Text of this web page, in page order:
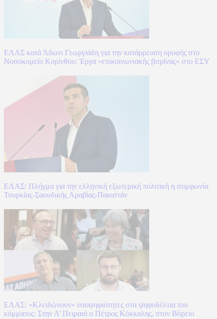
ΕΛΑΣ κατά Άδωνι Γεωργιάδη για την κατάρρευση οροφής στο
Νοσοκομείο Κορίνθου: Έργα «επικοινωνιακής βιτρίνας» στο ΕΣΥ
ΕΛΑΣ: Πλήγμα για την ελληνική εξωτερική πολιτική η συμφωνία
Τουρκίας-Σαουδικής Αραβίας-Πακιστάν
ΕΛΑΣ: «Κλειδώνουν» υποψηφιότητες στα ψηφοδέλτια του
κόμματος: Στην Α’ Πειραιά ο Πέτρος Κόκκαλης, στον Βόρειο